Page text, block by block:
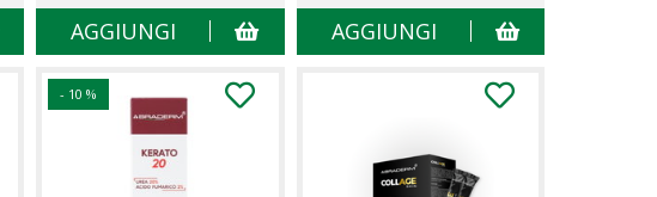
AGGIUNGI AGGIUNGI
- 10 %